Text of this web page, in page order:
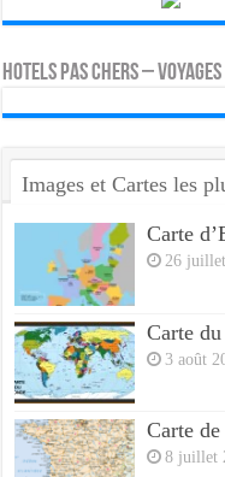
HOTELS PAS CHERS –
Images et Cartes les
Carte
26
Carte
3 août
Carte
8 juillet